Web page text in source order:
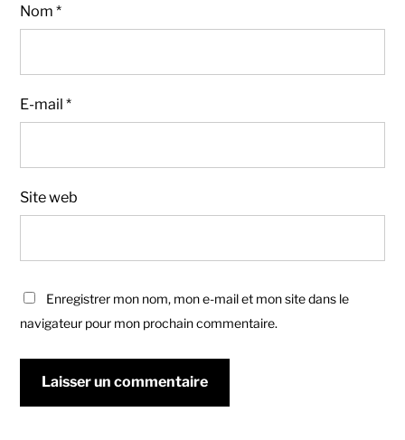
Nom*
E-mail*
Site web
Enregistrer mon nom, mon e-mail et mon site dans le
navigateur pour mon prochain commentaire.